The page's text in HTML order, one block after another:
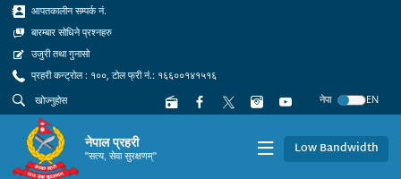
आपतकालीन सम्पर्क नं.
बारम्बार सोधिने प्रश्नहरु
उजुरी तथा गुनासो
प्रहरी कन्ट्रोल : १००, टोल फ्री नं.: १६६००१४१५१६
नेपा
EN
नेपाल प्रहरी
"सत्य, सेवा सुरक्षणम्" Low Bandwidth